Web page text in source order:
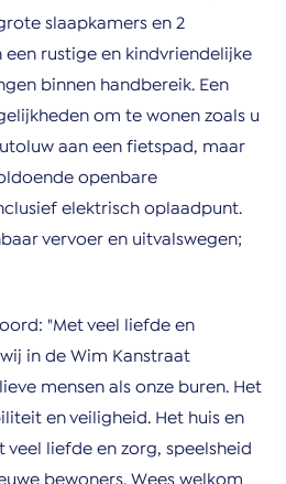
slaapkamers en 2
een rustige en kindvriendelijke
binnen handbereik. Een
om te wonen zoals u
aan een fietspad, maar
openbare
elektrisch oplaadpunt.
vervoer en uitvalswegen;
"Met veel liefde en
in de Wim Kanstraat
mensen als onze buren. Het
en veiligheid. Het huis en
veel liefde en zorg, speelsheid
bewoners. Wees welkom